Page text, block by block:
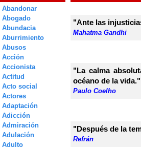
Abandonar
Abogado
Abundacia
Aburrimiento
Abusos
Acción
Accionista
Actitud
Acto social
Actores
Adaptación
Adicción
Admiración
Adulación
Adulto
"Ante las
Mahatma Gandhi
"La calma
océano de la vida."
Paulo Coelho
"Después de la
Refrán